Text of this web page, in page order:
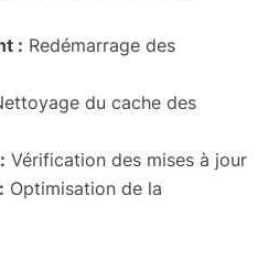
: Redémarrage des
du cache des
Vérification des mises à jour
Optimisation de la